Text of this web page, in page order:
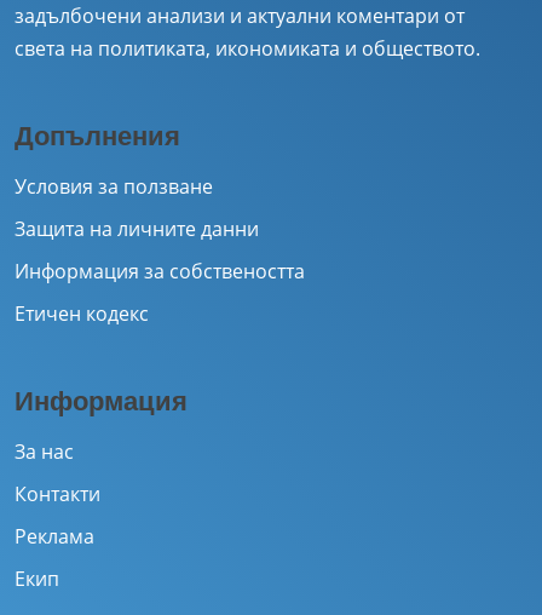
задълбочени анализи и актуални коментари от
света на политиката, икономиката и обществото.
Допълнения
Условия за ползване
Защита на личните данни
Информация за собствеността
Етичен кодекс
Информация
За нас
Контакти
Реклама
Екип